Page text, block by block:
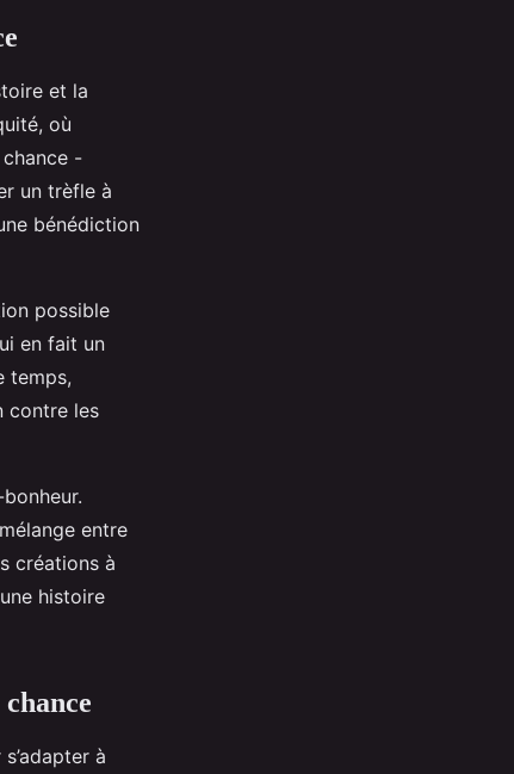
et la
où
-
un trèfle à
bénédiction
possible
en fait un
temps,
contre les
entre
créations à
histoire
à